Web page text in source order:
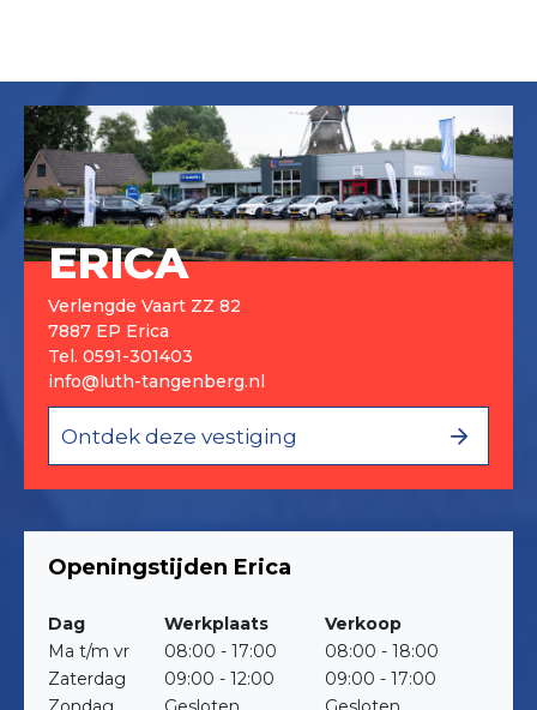
ERICA
Verlengde Vaart ZZ 82
7887 EP Erica
Tel. 0591-301403
info@luth-tangenberg.nl
Ontdek deze vestiging
Openingstijden Erica
Dag Werkplaats
Verkoop
Ma t/m vr
08:00 - 17:00
08:00 - 18:00
Zaterdag
09:00 - 12:00
09:00 - 17:00